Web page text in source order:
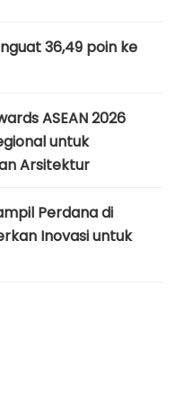
36,49 poin ke
ASEAN 2026
untuk
Arsitektur
Perdana di
Inovasi untuk